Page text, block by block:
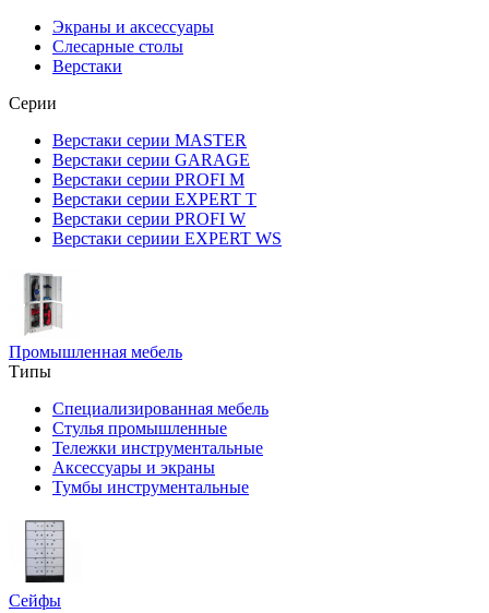
Экраны и аксессуары
Слесарные столы
Верстаки
Серии
Верстаки серии MASTER
Верстаки серии GARAGE
Верстаки серии PROFI M
Верстаки серии EXPERT T
Верстаки серии PROFI W
Верстаки сериии EXPERT WS
Промышленная мебель
Типы
Специализированная мебель
Стулья промышленные
Тележки инструментальные
Аксессуары и экраны
Тумбы инструментальные
Сейфы